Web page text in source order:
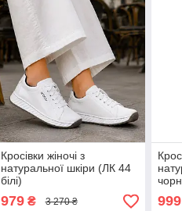
Кросівки жіночі з
натуральної шкіри (ЛК 44
білі)
979₴ 3 270 ₴ 999